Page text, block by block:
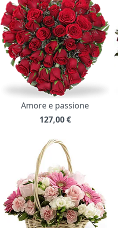
Amore e passione
127,00 €